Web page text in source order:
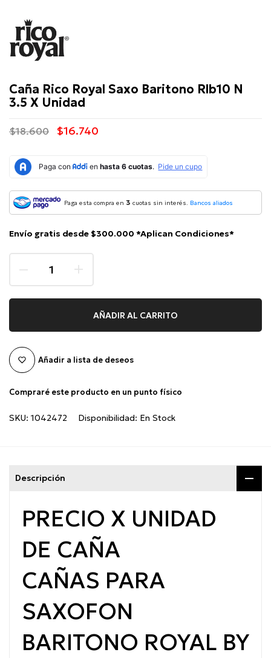
Caña Rico Royal Saxo Baritono Rlb10 N
3.5 X Unidad
$18.600 $16.740
Paga esta compra en 3 cuotas sin interés. Bancos aliados
Envío gratis desde $300.000 *Aplican Condiciones*
AÑADIR AL CARRITO
Añadir a lista de deseos
Compraré este producto en un punto físico
SKU: 1042472 Disponibilidad: En Stock
Descripción
PRECIO X UNIDAD
DE CAÑA
CAÑAS PARA
SAXOFON
BARITONO ROYAL BY